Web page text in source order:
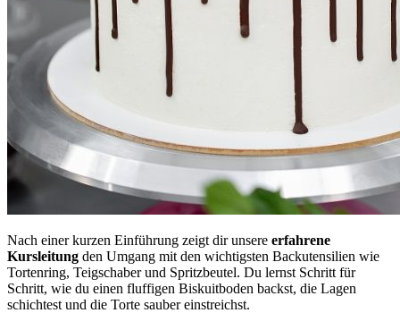
Nach einer kurzen Einführung zeigt dir unsere erfahrene
Kursleitung den Umgang mit den wichtigsten Backutensilien wie
Tortenring, Teigschaber und Spritzbeutel. Du lernst Schritt für
Schritt, wie du einen fluffigen Biskuitboden backst, die Lagen
schichtest und die Torte sauber einstreichst.